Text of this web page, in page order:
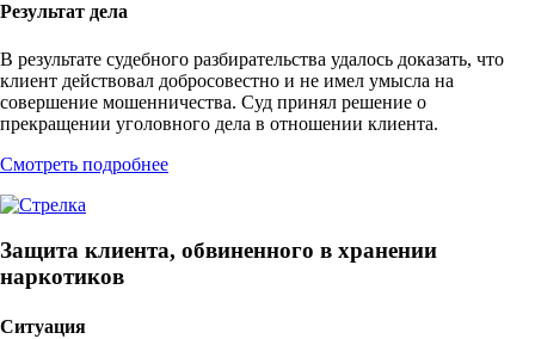
Результат дела
В результате судебного разбирательства удалось доказать, что
клиент действовал добросовестно и не имел умысла на
совершение мошенничества. Суд принял решение о
прекращении уголовного дела в отношении клиента.
Смотреть подробнее
Защита клиента, обвиненного в хранении
наркотиков
Ситуация